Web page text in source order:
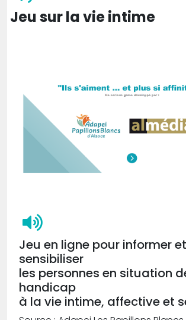
Jeu sur la vie intime
Jeu en ligne pour informer et
sensibiliser
les personnes en situation
handicap
à la vie intime, affective et